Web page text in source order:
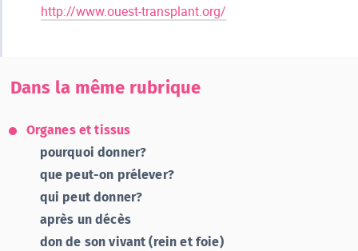
http://www.ouest-transplant.org/
Dans la même rubrique
Organes et tissus
pourquoi donner?
que peut-on prélever?
qui peut donner?
après un décès
don de son vivant (rein et foie)